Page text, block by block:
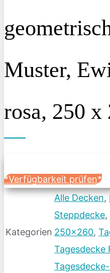
Muster,
rosa, 250 x
*Verfügbarkeit prüfen*
Kategorien
Alle Decken,
Steppdecke,
250x260,
Tagesdecke